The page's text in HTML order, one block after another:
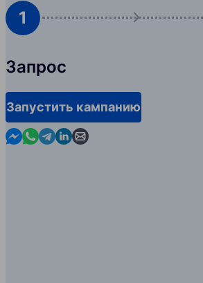
1
Запрос
Запустить кампанию
Contact us in Messenger
Contact us in WhatsApp
Contact us in Telegram
Contact us in Linkedin
Contact us by email